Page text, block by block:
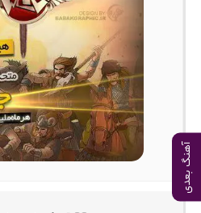
آهنگ بعدی